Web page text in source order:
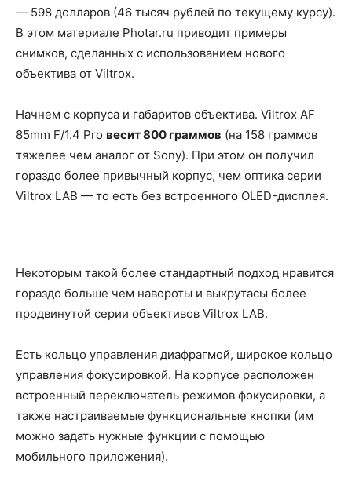
— 598 долларов (46 тысяч рублей по текущему курсу).
В этом материале Photar.ru приводит примеры
снимков, сделанных с использованием нового
объектива от Viltrox.
Начнем с корпуса и габаритов объектива. Viltrox AF
85mm F/1.4 Pro весит 800 граммов (на 158 граммов
тяжелее чем аналог от Sony). При этом он получил
гораздо более привычный корпус, чем оптика серии
Viltrox LAB — то есть без встроенного OLED-дисплея.
Некоторым такой более стандартный подход нравится
гораздо больше чем навороты и выкрутасы более
продвинутой серии объективов Viltrox LAB.
Есть кольцо управления диафрагмой, широкое кольцо
управления фокусировкой. На корпусе расположен
встроенный переключатель режимов фокусировки, а
также настраиваемые функциональные кнопки (им
можно задать нужные функции с помощью
мобильного приложения).